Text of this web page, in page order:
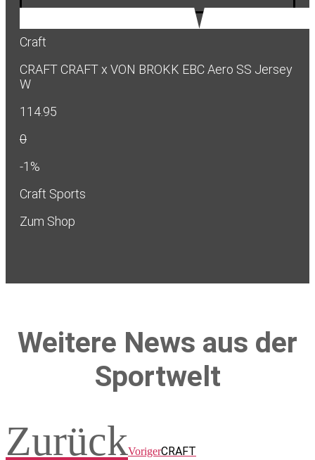
Craft
CRAFT CRAFT x VON BROKK EBC Aero SS Jersey
W
114.95
0
-1%
Craft Sports
Zum Shop
Weitere News aus der
Sportwelt
ZurückVorigerCRAFT